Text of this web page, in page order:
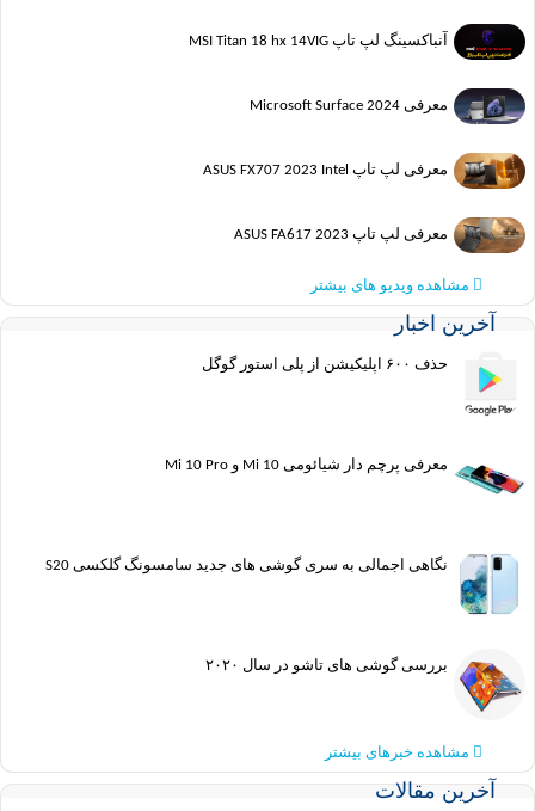
آنباکسینگ لپ تاپ MSI Titan 18 hx 14VIG
معرفی Microsoft Surface 2024
معرفی لپ تاپ ASUS FX707 2023 Intel
معرفی لپ تاپ ASUS FA617 2023
مشاهده ویدیو های بیشتر
آخرین اخبار
حذف ۶۰۰ اپلیکیشن از پلی استور گوگل
معرفی پرچم دار شیائومی Mi 10 و Mi 10 Pro
نگاهی اجمالی به سری گوشی های جدید سامسونگ گلکسی S20
بررسی گوشی های تاشو در سال ۲۰۲۰
مشاهده خبرهای بیشتر
آخرین مقالات